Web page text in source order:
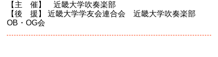
【主 催】 近畿大学吹奏楽部
【後 援】 近畿大学学友会連合会 近畿大学吹奏楽部
OB・OG会